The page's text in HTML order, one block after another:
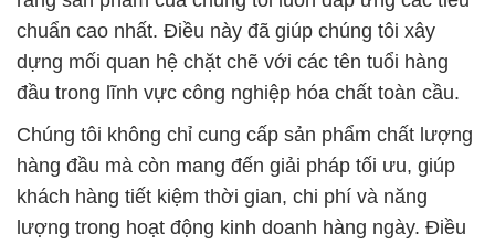
chuẩn cao nhất. Điều này đã giúp chúng tôi xây
dựng mối quan hệ chặt chẽ với các tên tuổi hàng
đầu trong lĩnh vực công nghiệp hóa chất toàn cầu.
Chúng tôi không chỉ cung cấp sản phẩm chất lượng
hàng đầu mà còn mang đến giải pháp tối ưu, giúp
khách hàng tiết kiệm thời gian, chi phí và năng
lượng trong hoạt động kinh doanh hàng ngày. Điều